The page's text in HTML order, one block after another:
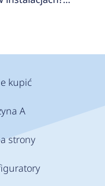
kupić
A
strony